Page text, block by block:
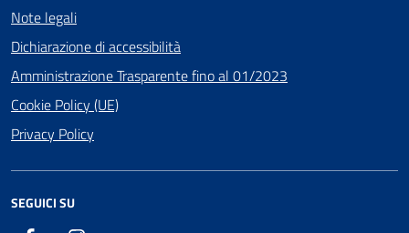
Note legali
Dichiarazione di accessibilità
Amministrazione Trasparente fino al 01/2023
Cookie Policy (UE)
Privacy Policy
SEGUICI SU